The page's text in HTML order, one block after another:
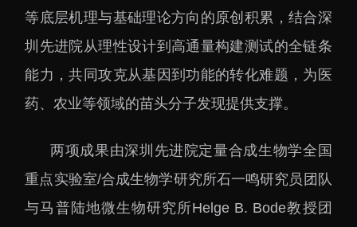
等底层机理与基础理论方向的原创积累，结合深
圳先进院从理性设计到高通量构建测试的全链条
能力，共同攻克从基因到功能的转化难题，为医
药、农业等领域的苗头分子发现提供支撑。
两项成果由深圳先进院定量合成生物学全国
重点实验室/合成生物学研究所石一鸣研究员团队
与马普陆地微生物研究所Helge B. Bode教授团